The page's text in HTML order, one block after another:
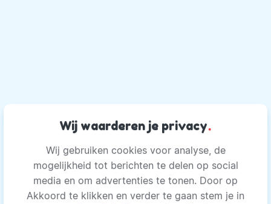
Wij waarderen je privacy.
Wij gebruiken cookies voor analyse, de
mogelijkheid tot berichten te delen op social
media en om advertenties te tonen. Door op
Akkoord te klikken en verder te gaan stem je in